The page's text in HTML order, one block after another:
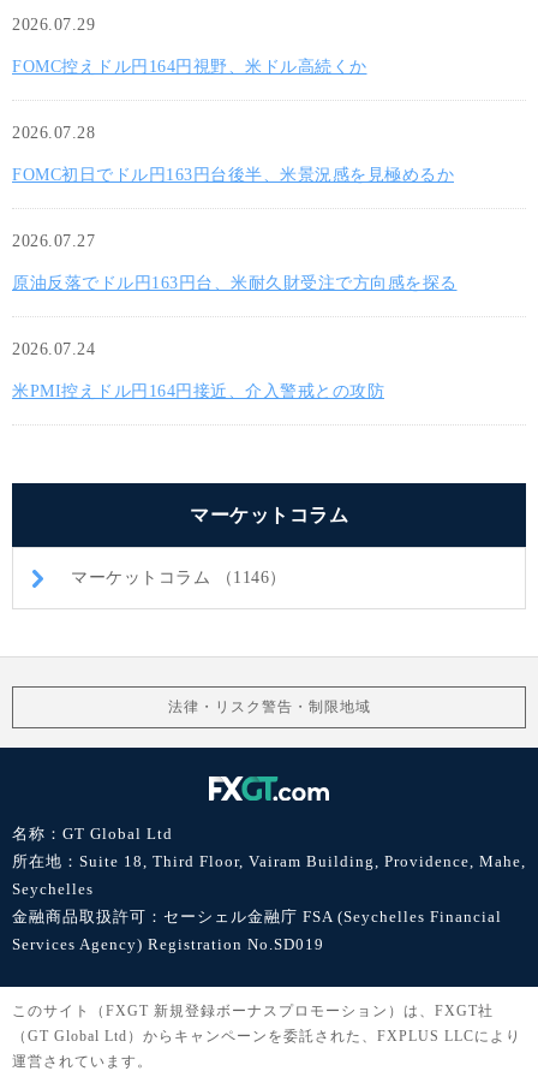
2026.07.29
FOMC控えドル円164円視野、米ドル高続くか
2026.07.28
FOMC初日でドル円163円台後半、米景況感を見極めるか
2026.07.27
原油反落でドル円163円台、米耐久財受注で方向感を探る
2026.07.24
米PMI控えドル円164円接近、介入警戒との攻防
マーケットコラム
マーケットコラム （1146）
法律・リスク警告・制限地域
名称：GT Global Ltd
所在地：Suite 18, Third Floor, Vairam Building, Providence, Mahe,
Seychelles
金融商品取扱許可：セーシェル金融庁 FSA (Seychelles Financial
Services Agency) Registration No.SD019
このサイト（FXGT 新規登録ボーナスプロモーション）は、FXGT社
（GT Global Ltd）からキャンペーンを委託された、FXPLUS LLCにより
運営されています。